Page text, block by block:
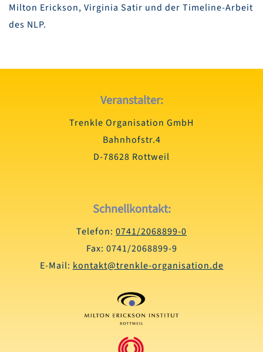
Milton Erickson, Virginia Satir und der Timeline-Arbeit
des NLP.
Veranstalter:
Trenkle Organisation GmbH
Bahnhofstr.4
D-78628 Rottweil
Schnellkontakt:
Telefon: 0741/2068899-0
Fax: 0741/2068899-9
E-Mail: kontakt@trenkle-organisation.de